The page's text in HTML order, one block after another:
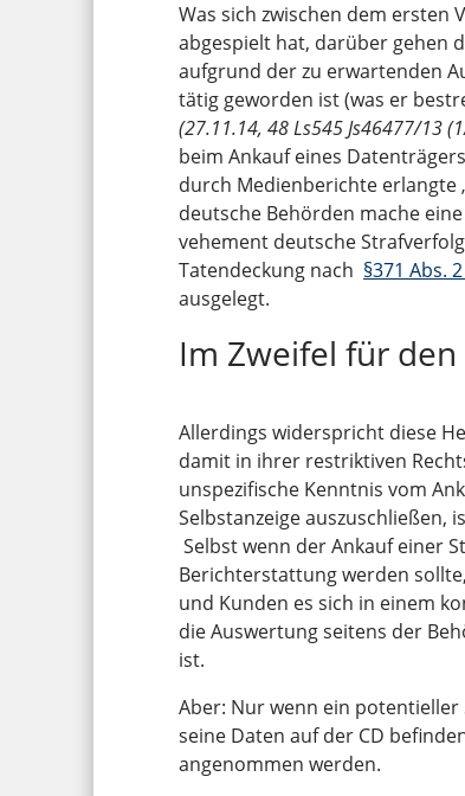
Was sich zwischen dem ersten
abgespielt hat, darüber gehen
aufgrund der zu erwartenden
tätig geworden ist (was er
(27.11.14, 48 Ls545 Js46477/13
beim Ankauf eines
durch Medienberichte erlangte
deutsche Behörden mache eine
vehement deutsche
Tatendeckung nach §371 Abs.
ausgelegt.
Im Zweifel für
Allerdings widerspricht diese
damit in ihrer restriktiven
unspezifische Kenntnis vom
Selbstanzeige auszuschließen,
Selbst wenn der Ankauf einer
Berichterstattung werden
und Kunden es sich in einem
die Auswertung seitens der
ist.
Aber: Nur wenn ein
seine Daten auf der CD
angenommen werden.